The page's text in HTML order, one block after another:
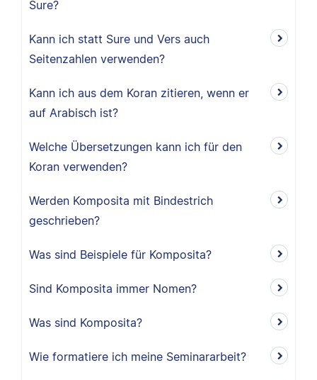
Sure?
Kann ich statt Sure und Vers auch
Seitenzahlen verwenden?
Kann ich aus dem Koran zitieren, wenn er
auf Arabisch ist?
Welche Übersetzungen kann ich für den
Koran verwenden?
Werden Komposita mit Bindestrich
geschrieben?
Was sind Beispiele für Komposita?
Sind Komposita immer Nomen?
Was sind Komposita?
Wie formatiere ich meine Seminararbeit?